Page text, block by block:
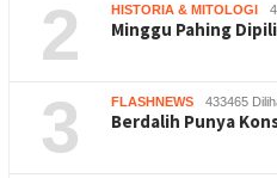
2 HISTORIA & MITOLOGI
Minggu Pahing
3 FLASHNEWS 433465
Berdalih Punya